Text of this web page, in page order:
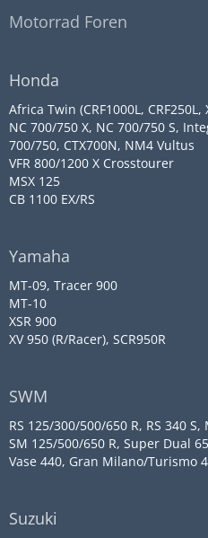
Motorrad Foren
Honda
Africa Twin (CRF1000L, CRF250L,
NC 700/750 X, NC 700/750 S,
700/750, CTX700N, NM4 Vultus
VFR 800/1200 X Crosstourer
MSX 125
CB 1100 EX/RS
Yamaha
MT-09, Tracer 900
MT-10
XSR 900
XV 950 (R/Racer), SCR950R
SWM
RS 125/300/500/650 R, RS 340 S,
SM 125/500/650 R, Super Dual
Vase 440, Gran Milano/Turismo
Suzuki